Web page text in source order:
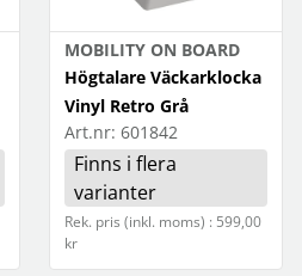
MOBILITY ON BOARD
Högtalare Väckarklocka
Vinyl Retro Grå
Art.nr: 601842
Finns i flera
varianter
Rek. pris (inkl. moms) : 599,00
kr